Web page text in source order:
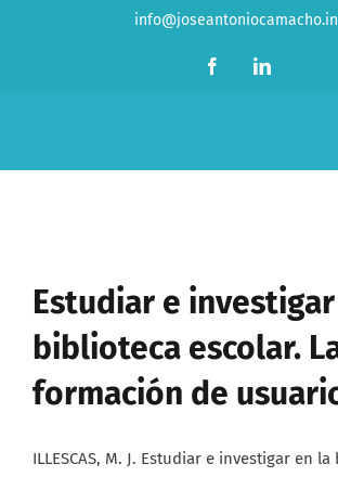
FacebookLinkedIn
Estudiar e
biblioteca escolar.
formación de
ILLESCAS, M. J. Estudiar e investigar en